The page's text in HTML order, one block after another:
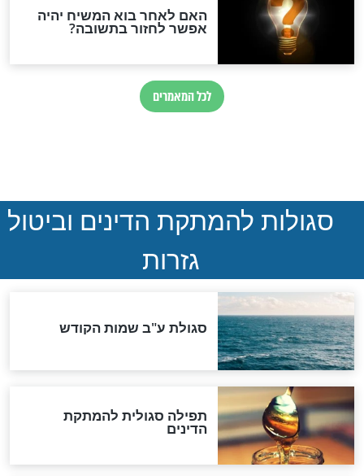
נהרגו בדרום לבנון
ההסכם החשאי של טראמפ
המסמך האבוד שנחשף
במרתפי מוסקבה: כתב היד
הנדיר של הרשב"ם התגלה
"מודה לקב"ה על כל השנים"
לכל המאמרים